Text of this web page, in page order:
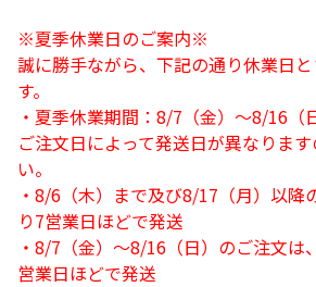
※夏季休業日のご案内※
誠に勝手ながら、下記の通り休業日
す。
・夏季休業期間：8/7（金）～8/16（日
ご注文日によって発送日が異なりま
い。
・8/6（木）まで及び8/17（月）以降
り7営業日ほどで発送
・8/7（金）～8/16（日）のご注文は
営業日ほどで発送